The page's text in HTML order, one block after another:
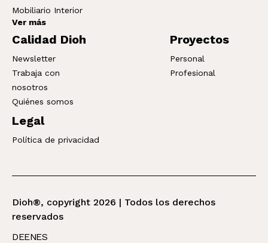
Mobiliario Interior
Ver más
Calidad Dioh
Newsletter
Trabaja con
nosotros
Quiénes somos
Proyectos
Personal
Profesional
Legal
Política de privacidad
Dioh®, copyright 2026 | Todos los derechos
reservados
DEENES